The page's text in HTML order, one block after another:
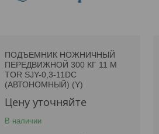
ПОДЪЕМНИК НОЖНИЧНЫЙ
ПЕРЕДВИЖНОЙ 300 КГ 11 М
TOR SJY-0,3-11DC
(АВТОНОМНЫЙ) (Y)
Цену уточняйте
В наличии